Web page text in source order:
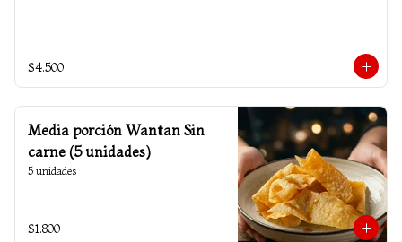
$4.500
Media porción Wantan Sin
carne (5 unidades)
5 unidades
$1.800